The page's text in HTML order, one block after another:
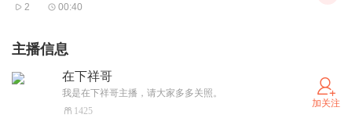
2 00:40
主播信息
在下祥哥
我是在下祥哥主播，请大家多多关照。
1425
加关注